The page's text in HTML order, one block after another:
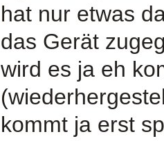
hat nur etwas
das Gerät
wird es ja eh
kommt ja erst